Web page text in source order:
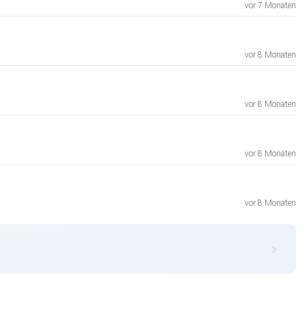
vor 7 Monaten
vor 8 Monaten
vor 8 Monaten
vor 8 Monaten
vor 8 Monaten